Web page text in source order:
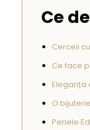
Ce
Cerceii
Ce face
Eleganța
O
Perlele